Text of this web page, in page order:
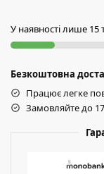
У наявності лише 15
Безкоштовна
Працює легке
Замовляйте до